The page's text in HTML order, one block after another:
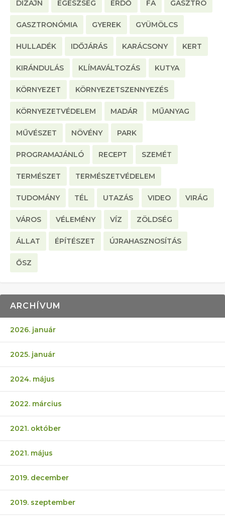
DIZÁJN EGÉSZSÉG ERDŐ FA GASZTRO
GASZTRONÓMIA GYEREK GYÜMÖLCS
HULLADÉK IDŐJÁRÁS KARÁCSONY KERT
KIRÁNDULÁS KLÍMAVÁLTOZÁS KUTYA
KÖRNYEZET KÖRNYEZETSZENNYEZÉS
KÖRNYEZETVÉDELEM MADÁR MŰANYAG
MŰVÉSZET NÖVÉNY PARK
PROGRAMAJÁNLÓ RECEPT SZEMÉT
TERMÉSZET TERMÉSZETVÉDELEM
TUDOMÁNY TÉL UTAZÁS VIDEO VIRÁG
VÁROS VÉLEMÉNY VÍZ ZÖLDSÉG
ÁLLAT ÉPÍTÉSZET ÚJRAHASZNOSÍTÁS
ŐSZ
ARCHÍVUM
2026. január
2025. január
2024. május
2022. március
2021. október
2021. május
2019. december
2019. szeptember